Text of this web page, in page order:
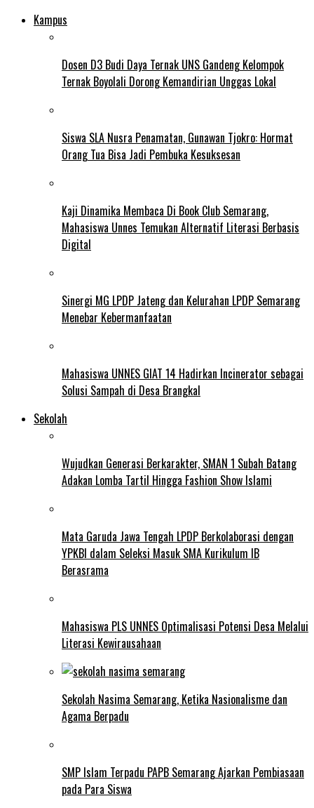
Kampus
Dosen D3 Budi Daya Ternak UNS Gandeng Kelompok
Ternak Boyolali Dorong Kemandirian Unggas Lokal
Siswa SLA Nusra Penamatan, Gunawan Tjokro: Hormat
Orang Tua Bisa Jadi Pembuka Kesuksesan
Kaji Dinamika Membaca Di Book Club Semarang,
Mahasiswa Unnes Temukan Alternatif Literasi Berbasis
Digital
Sinergi MG LPDP Jateng dan Kelurahan LPDP Semarang
Menebar Kebermanfaatan
Mahasiswa UNNES GIAT 14 Hadirkan Incinerator sebagai
Solusi Sampah di Desa Brangkal
Sekolah
Wujudkan Generasi Berkarakter, SMAN 1 Subah Batang
Adakan Lomba Tartil Hingga Fashion Show Islami
Mata Garuda Jawa Tengah LPDP Berkolaborasi dengan
YPKBI dalam Seleksi Masuk SMA Kurikulum IB
Berasrama
Mahasiswa PLS UNNES Optimalisasi Potensi Desa Melalui
Literasi Kewirausahaan
Sekolah Nasima Semarang, Ketika Nasionalisme dan
Agama Berpadu
SMP Islam Terpadu PAPB Semarang Ajarkan Pembiasaan
pada Para Siswa